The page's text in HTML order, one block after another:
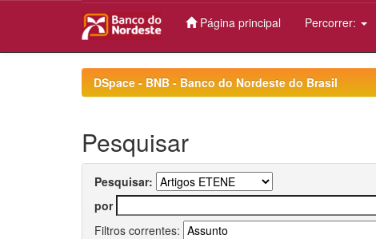
Página principal Percorrer:
DSpace - BNB - Banco do Nordeste do Brasil
Pesquisar
Pesquisar:
por
Filtros correntes: